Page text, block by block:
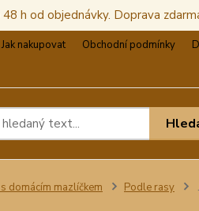
h od objednávky. Doprava
Jak nakupovat Obchodní podmínky
domácím mazlíčkem Podle rasy